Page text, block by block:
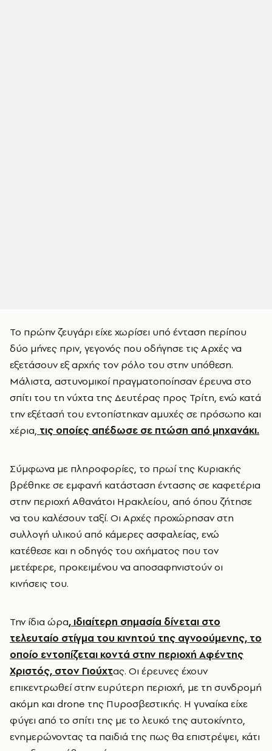
Το πρώην ζευγάρι είχε χωρίσει υπό ένταση περίπου
δύο μήνες πριν, γεγονός που οδήγησε τις Αρχές να
εξετάσουν εξ αρχής τον ρόλο του στην υπόθεση.
Μάλιστα, αστυνομικοί πραγματοποίησαν έρευνα στο
σπίτι του τη νύχτα της Δευτέρας προς Τρίτη, ενώ κατά
την εξέτασή του εντοπίστηκαν αμυχές σε πρόσωπο και
χέρια, τις οποίες απέδωσε σε πτώση από μηχανάκι.
Σύμφωνα με πληροφορίες, το πρωί της Κυριακής
βρέθηκε σε εμφανή κατάσταση έντασης σε καφετέρια
στην περιοχή Αθανάτοι Ηρακλείου, από όπου ζήτησε
να του καλέσουν ταξί. Οι Αρχές προχώρησαν στη
συλλογή υλικού από κάμερες ασφαλείας, ενώ
κατέθεσε και η οδηγός του οχήματος που τον
μετέφερε, προκειμένου να αποσαφηνιστούν οι
κινήσεις του.
Την ίδια ώρα, ιδιαίτερη σημασία δίνεται στο
τελευταίο στίγμα του κινητού της αγνοούμενης, το
οποίο εντοπίζεται κοντά στην περιοχή Αφέντης
Χριστός, στον Γιούχτας. Οι έρευνες έχουν
επικεντρωθεί στην ευρύτερη περιοχή, με τη συνδρομή
ακόμη και drone της Πυροσβεστικής. Η γυναίκα είχε
φύγει από το σπίτι της με το λευκό της αυτοκίνητο,
ενημερώνοντας τα παιδιά της πως θα επιστρέψει, κάτι